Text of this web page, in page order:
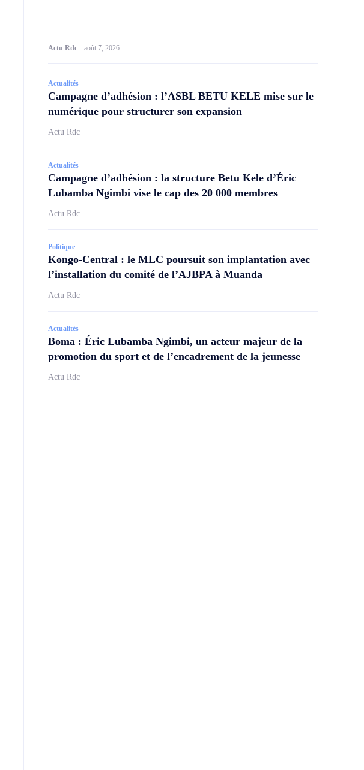
Actu Rdc -août 7, 2026
Actualités
Campagne d’adhésion : l’ASBL BETU KELE mise sur le
numérique pour structurer son expansion
Actu Rdc
Actualités
Campagne d’adhésion : la structure Betu Kele d’Éric
Lubamba Ngimbi vise le cap des 20 000 membres
Actu Rdc
Politique
Kongo-Central : le MLC poursuit son implantation avec
l’installation du comité de l’AJBPA à Muanda
Actu Rdc
Actualités
Boma : Éric Lubamba Ngimbi, un acteur majeur de la
promotion du sport et de l’encadrement de la jeunesse
Actu Rdc